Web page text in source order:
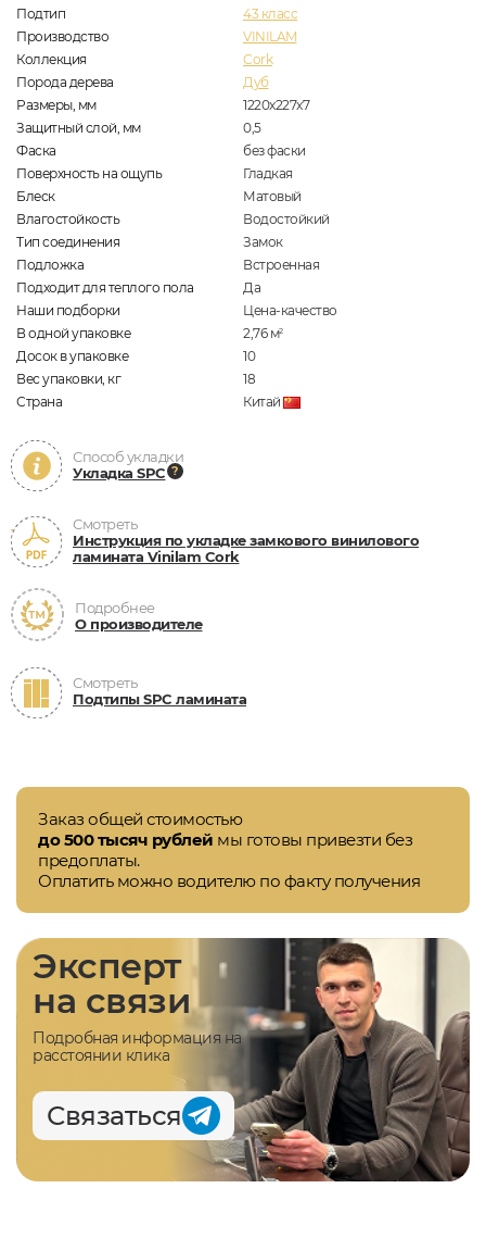
Подтип
43 класс
Производство
VINILAM
Коллекция
Cork
Порода дерева
Дуб
Размеры, мм
1220x227x7
Защитный слой, мм
0,5
Фаска
без фаски
Поверхность на ощупь
Гладкая
Блеск
Матовый
Влагостойкость
Водостойкий
Тип соединения
Замок
Подложка
Встроенная
Подходит для теплого пола
Да
Наши подборки
Цена-качество
В одной упаковке
2,76 м2
Досок в упаковке
10
Вес упаковки, кг
18
Страна
Китай
Способ укладки
Укладка SPC
Смотреть
Инструкция по укладке замкового винилового
ламината Vinilam Cork
Подробнее
О производителе
Смотреть
Подтипы SPC ламината
Заказ общей стоимостью
до 500 тысяч рублей мы готовы привезти без
предоплаты.
Оплатить можно водителю по факту получения
Эксперт
на связи
Подробная информация на
расстоянии клика
Связаться